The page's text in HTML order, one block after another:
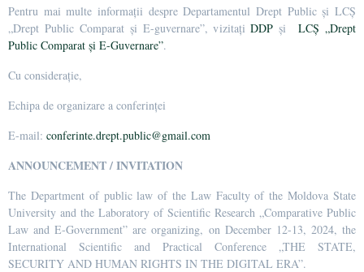
Pentru mai multe informații despre Departamentul Drept Public și LCȘ
„Drept Public Comparat și E-guvernare”, vizitațiDDP șiLCȘ „Drept
Public Comparat și E-Guvernare”.
Cu considerație,
Echipa de organizare a conferinței
E-mail: conferinte.drept.public@gmail.com
ANNOUNCEMENT / INVITATION
The Department of public law of the Law Faculty of the Moldova State
University and the Laboratory of Scientific Research „Comparative Public
Law and E-Government” are organizing, on December 12-13, 2024, the
International Scientific and Practical Conference „THE STATE,
SECURITY AND HUMAN RIGHTS IN THE DIGITAL ERA”.